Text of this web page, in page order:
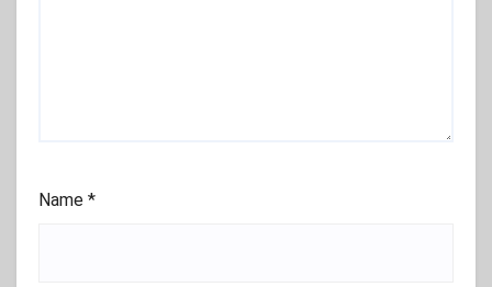
Name *